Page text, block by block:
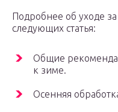
Подробнее об уходе
следующих статья:
Общие
к зиме.
Осенняя